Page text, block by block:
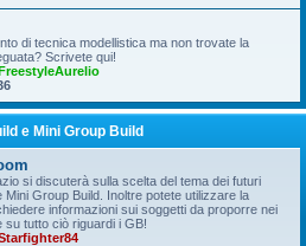
di tecnica modellistica ma non trovate la
Scrivete qui!
e Mini Group Build
si discuterà sulla scelta del tema dei futuri
Mini Group Build. Inoltre potete utilizzare la
informazioni sui soggetti da proporre nei
su tutto ciò riguardi i GB!